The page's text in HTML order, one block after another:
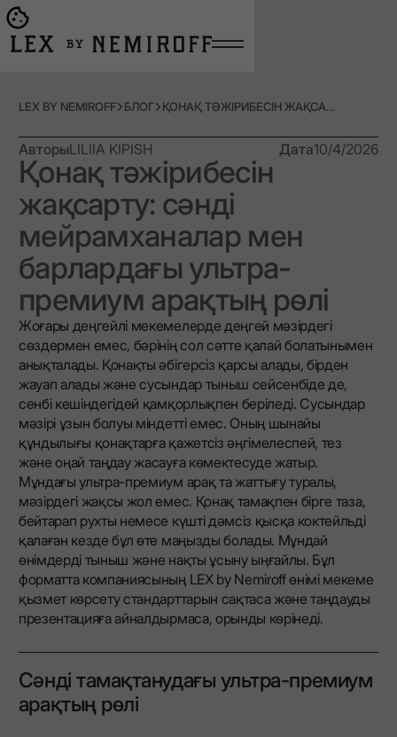
Go to main page
LEX BY NEMIROFF БЛОГ ҚОНАҚ ТӘЖІРИБЕСІН ЖАҚСАРТУ: СӘНДІ МЕЙРАМХАНАЛАР МЕН БАРЛАРДАҒЫ УЛЬТРА-ПРЕМИУМ АРАҚТЫҢ РӨЛІ
АвторыLILIIA KIPISH Дата10/4/2026
Қонақ тәжірибесін
жақсарту: сәнді
мейрамханалар мен
барлардағы ультра-
премиум арақтың рөлі
Жоғары деңгейлі мекемелерде деңгей мәзірдегі
сөздермен емес, бәрінің сол сәтте қалай болатынымен
анықталады. Қонақты әбігерсіз қарсы алады, бірден
жауап алады және сусындар тыныш сейсенбіде де,
сенбі кешіндегідей қамқорлықпен беріледі. Сусындар
мәзірі ұзын болуы міндетті емес. Оның шынайы
құндылығы қонақтарға қажетсіз әңгімелеспей, тез
және оңай таңдау жасауға көмектесуде жатыр.
Мұндағы ультра-премиум арақ та жаттығу туралы,
мәзірдегі жақсы жол емес. Қонақ тамақпен бірге таза,
бейтарап рухты немесе күшті дәмсіз қысқа коктейльді
қалаған кезде бұл өте маңызды болады. Мұндай
өнімдерді тыныш және нақты ұсыну ыңғайлы. Бұл
форматта компаниясының LEX by Nemiroff өнімі мекеме
қызмет көрсету стандарттарын сақтаса және таңдауды
презентацияға айналдырмаса, орынды көрінеді.
Сәнді тамақтанудағы ультра-премиум
арақтың рөлі